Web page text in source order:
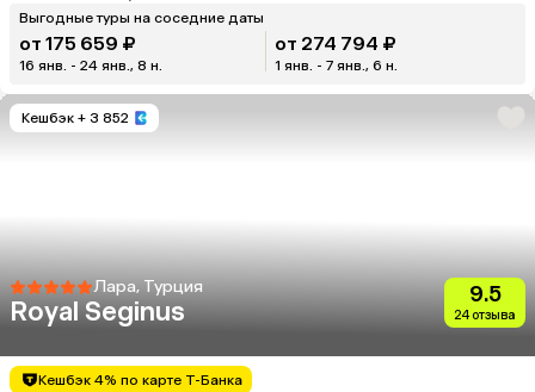
Выгодные туры на соседние даты
от 175 659 ₽
16 янв. - 24 янв., 8 н.
от 274 794 ₽
1 янв. - 7 янв., 6 н.
Кешбэк + 3 852
Лара, Турция
Royal Seginus
9.5
24 отзыва
Кешбэк 4% по карте Т-Банка